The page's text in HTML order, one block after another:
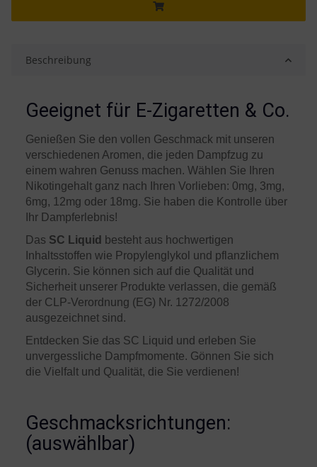
Beschreibung
Geeignet für E-Zigaretten & Co.
Genießen Sie den vollen Geschmack mit unseren
verschiedenen Aromen, die jeden Dampfzug zu
einem wahren Genuss machen. Wählen Sie Ihren
Nikotingehalt ganz nach Ihren Vorlieben: 0mg, 3mg,
6mg, 12mg oder 18mg. Sie haben die Kontrolle über
Ihr Dampferlebnis!
Das SC Liquid
besteht aus hochwertigen
Inhaltsstoffen wie Propylenglykol und pflanzlichem
Glycerin. Sie können sich auf die Qualität und
Sicherheit unserer Produkte verlassen, die gemäß
der CLP-Verordnung (EG) Nr. 1272/2008
ausgezeichnet sind.
Entdecken Sie das SC Liquid und erleben Sie
unvergessliche Dampfmomente. Gönnen Sie sich
die Vielfalt und Qualität, die Sie verdienen!
Geschmacksrichtungen:
(auswählbar)